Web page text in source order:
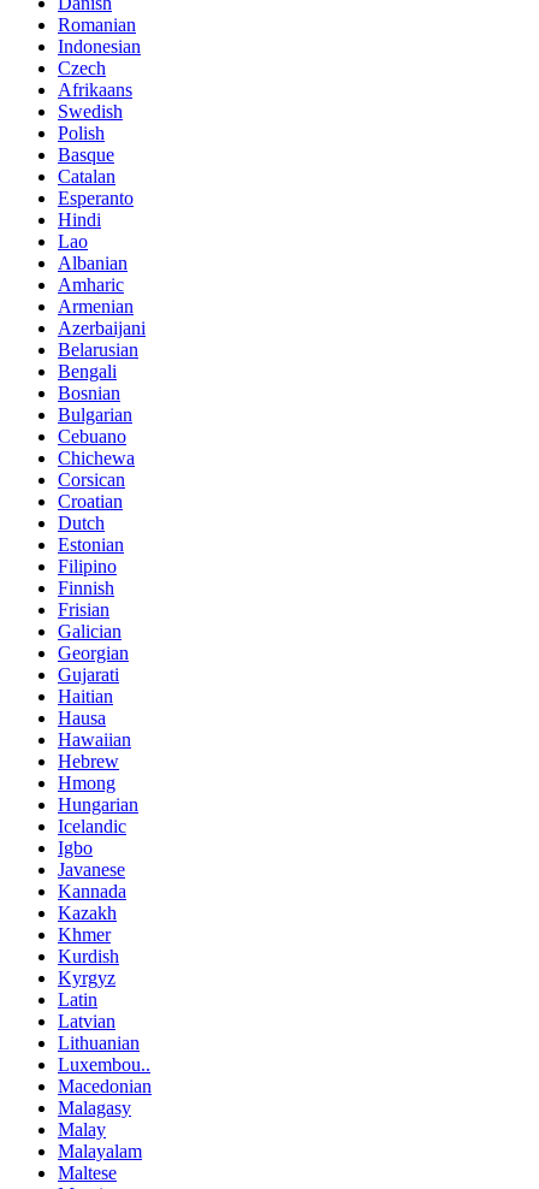
Romanian
Indonesian
Czech
Afrikaans
Swedish
Polish
Basque
Catalan
Esperanto
Hindi
Lao
Albanian
Amharic
Armenian
Azerbaijani
Belarusian
Bengali
Bosnian
Bulgarian
Cebuano
Chichewa
Corsican
Croatian
Dutch
Estonian
Filipino
Finnish
Frisian
Galician
Georgian
Gujarati
Haitian
Hausa
Hawaiian
Hebrew
Hmong
Hungarian
Icelandic
Igbo
Javanese
Kannada
Kazakh
Khmer
Kurdish
Kyrgyz
Latin
Latvian
Lithuanian
Luxembou..
Macedonian
Malagasy
Malay
Malayalam
Maltese